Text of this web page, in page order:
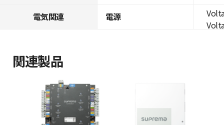
電気関連 電源
関連製品